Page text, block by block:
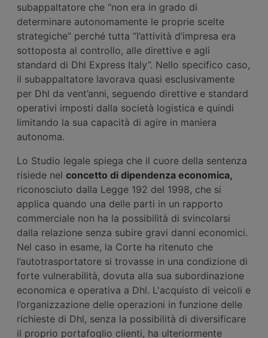
subappaltatore che “non era in grado di
determinare autonomamente le proprie scelte
strategiche” perché tutta “l’attività d’impresa era
sottoposta al controllo, alle direttive e agli
standard di Dhl Express Italy”. Nello specifico caso,
il subappaltatore lavorava quasi esclusivamente
per Dhl da vent’anni, seguendo direttive e standard
operativi imposti dalla società logistica e quindi
limitando la sua capacità di agire in maniera
autonoma.
Lo Studio legale spiega che il cuore della sentenza
risiede nel concetto di dipendenza economica,
riconosciuto dalla Legge 192 del 1998, che si
applica quando una delle parti in un rapporto
commerciale non ha la possibilità di svincolarsi
dalla relazione senza subire gravi danni economici.
Nel caso in esame, la Corte ha ritenuto che
l’autotrasportatore si trovasse in una condizione di
forte vulnerabilità, dovuta alla sua subordinazione
economica e operativa a Dhl. L'acquisto di veicoli e
l’organizzazione delle operazioni in funzione delle
richieste di Dhl, senza la possibilità di diversificare
il proprio portafoglio clienti, ha ulteriormente